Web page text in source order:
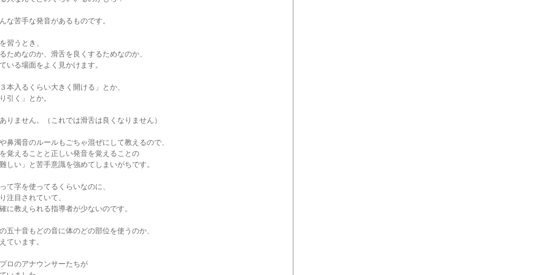
な苦手な発音があるものです。
習うとき、
ためなのか、滑舌を良くするためなのか、
いる場面をよく見かけます。
本入るくらい大きく開ける」とか、
引く」とか。
りません。（これでは滑舌は良くなりません）
鼻濁音のルールもごちゃ混ぜにして教えるので、
覚えることと正しい発音を覚えることの
しい」と苦手意識を強めてしまいがちです。
て字を使ってるくらいなのに、
注目されていて、
に教えられる指導者が少ないのです。
五十音もどの音に体のどの部位を使うのか、
ています。
ロのアナウンサーたちが